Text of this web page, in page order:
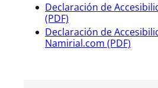
Declaración de
(PDF)
Declaración de
Namirial.com (PDF)